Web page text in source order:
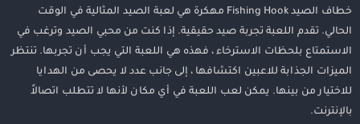
خطاف الصيد Fishing Hook مهكرة هي لعبة الصيد المثالية في الوقت
الحالي. تقدم اللعبة تجربة صيد حقيقية. إذا كنت من محبي الصيد وترغب في
الاستمتاع بلحظات الاسترخاء ، فهذه هي اللعبة التي يجب أن تجربها. تنتظر
الميزات الجذابة للاعبين اكتشافها ، إلى جانب عدد لا يحصى من الهدايا
للاختيار من بينها. يمكن لعب اللعبة في أي مكان لأنها لا تتطلب اتصالاً
بالإنترنت.